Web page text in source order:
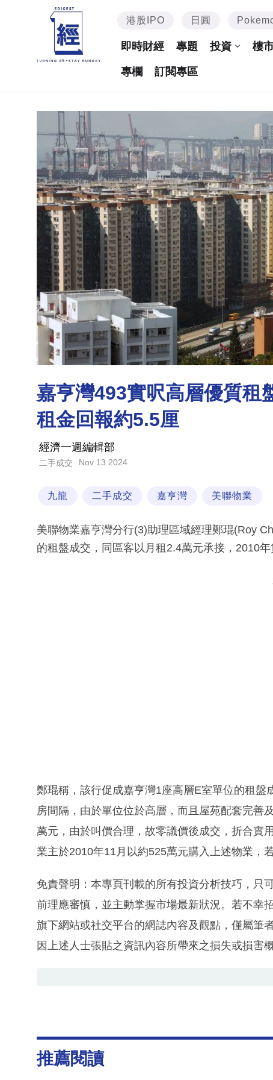
港股IPO 日圓
即時財經 專題 投資 樓
專欄 訂閱專區
嘉亨灣493實呎高層優質租
租金回報約5.5厘
經濟一週編輯部
二手成交 Nov 13 2024
九龍 二手成交 嘉亨灣 美聯物業
美聯物業嘉亨灣分行(3)助理區域經理鄭琨(Roy
的租盤成交，同區客以月租2.4萬元承接，2010年
鄭琨稱，該行促成嘉亨灣1座高層E室單位的租
房間隔，由於單位位於高層，而且屋苑配套完善
萬元，由於叫價合理，故零議價後成交，折合實
業主於2010年11月以約525萬元購入上述物業，
免責聲明：本專頁刊載的所有投資分析技巧，只
前理應審慎，並主動掌握市場最新狀況。若不幸
旗下網站或社交平台的網誌內容及觀點，僅屬筆
因上述人士張貼之資訊內容所帶來之損失或損害概
推薦閱讀